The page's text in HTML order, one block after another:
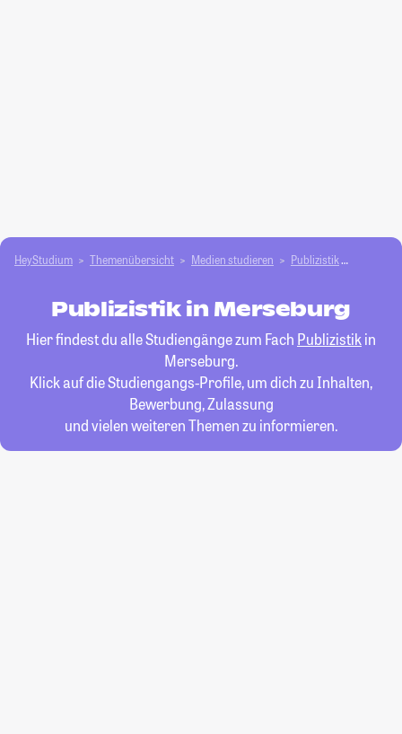
HeyStudium Themenübersicht Medien studieren Publizistik
Publizistik in Merseburg
Hier findest du alle Studiengänge zum Fach Publizistikin
Merseburg.
Klick auf die Studiengangs-Profile, um dich zu Inhalten,
Bewerbung, Zulassung
und vielen weiteren Themen zu informieren.